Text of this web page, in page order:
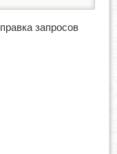
запросов